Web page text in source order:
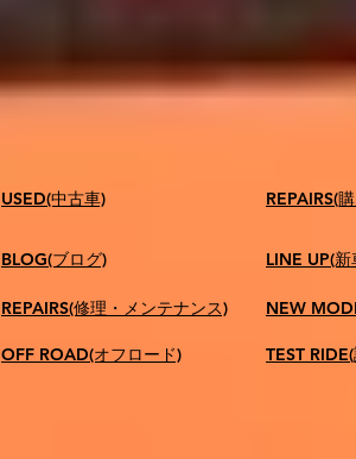
USED(中古車)
BLOG(ブログ)
REPAIRS(修理・メンテナンス)
OFF ROAD(オフロード)
​REPAIRS(
LINE UP(
NEW
TEST